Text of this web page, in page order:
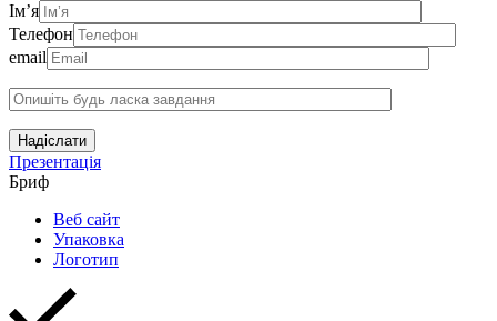
Ім’я
Телефон
email
Надіслати
Презентація
Бриф
Веб сайт
Упаковка
Логотип